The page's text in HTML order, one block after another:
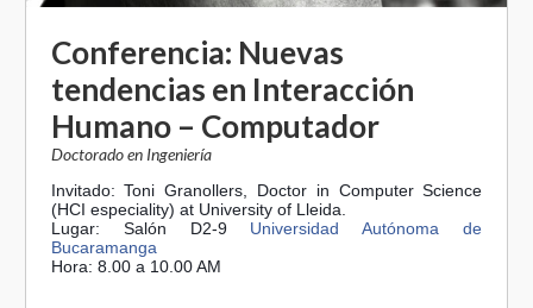
Conferencia: Nuevas
tendencias en Interacción
Humano – Computador
Doctorado en Ingeniería
Invitado: Toni Granollers, Doctor in Computer Science
(HCI especiality) at University of Lleida.
Lugar: Salón D2-9 Universidad Autónoma de
Bucaramanga
Hora: 8.00 a 10.00 AM